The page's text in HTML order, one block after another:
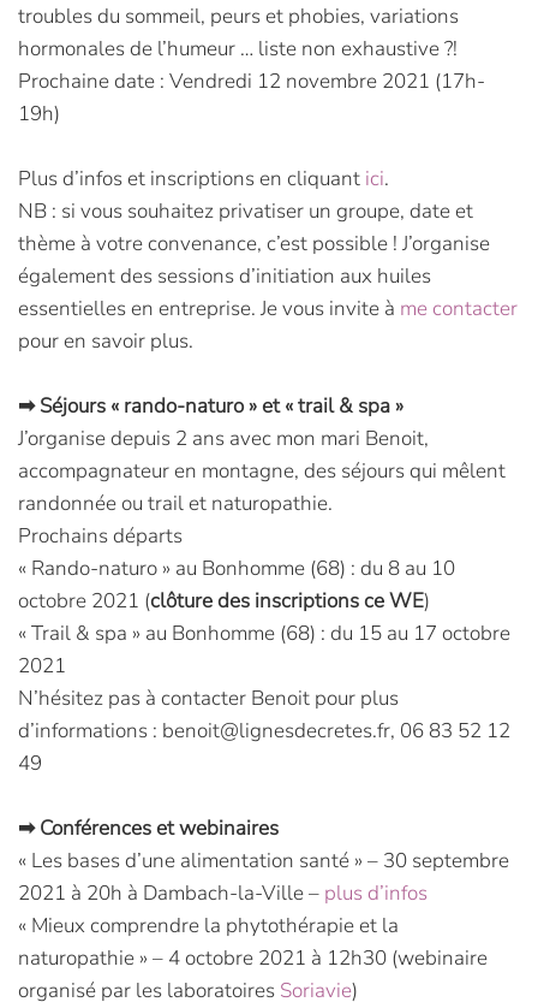
troubles du sommeil, peurs et phobies, variations
hormonales de l’humeur … liste non exhaustive ?!
Prochaine date : Vendredi 12 novembre 2021 (17h-
19h)
Plus d’infos et inscriptions en cliquant ici.
NB : si vous souhaitez privatiser un groupe, date et
thème à votre convenance, c’est possible ! J’organise
également des sessions d’initiation aux huiles
essentielles en entreprise. Je vous invite à me contacter
pour en savoir plus.
➡ Séjours « rando-naturo » et « trail & spa »
J’organise depuis 2 ans avec mon mari Benoit,
accompagnateur en montagne, des séjours qui mêlent
randonnée ou trail et naturopathie.
Prochains départs
« Rando-naturo » au Bonhomme (68) : du 8 au 10
octobre 2021 (clôture des inscriptions ce WE)
« Trail & spa » au Bonhomme (68) : du 15 au 17 octobre
2021
N’hésitez pas à contacter Benoit pour plus
d’informations : benoit@lignesdecretes.fr, 06 83 52 12
49
➡ Conférences et webinaires
« Les bases d’une alimentation santé » – 30 septembre
2021 à 20h à Dambach-la-Ville – plus d’infos
« Mieux comprendre la phytothérapie et la
naturopathie » – 4 octobre 2021 à 12h30 (webinaire
organisé par les laboratoires Soriavie)